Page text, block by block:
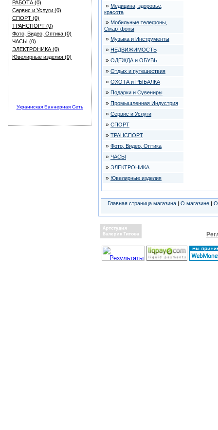
РАБОТА (0)
Сервис и Услуги (0)
СПОРТ (0)
ТРАНСПОРТ (0)
Фото, Видео, Оптика (0)
ЧАСЫ (0)
ЭЛЕКТРОНИКА (0)
Ювелирные изделия (0)
Украинская Баннерная Сеть
» Медицина, здоровье,
красота
» Мобильные телефоны,
Смартфоны
» Музыка и Инструменты
» НЕДВИЖИМОСТЬ
» ОДЕЖДА и ОБУВЬ
» Отдых и путешествия
» ОХОТА и РЫБАЛКА
» Подарки и Сувениры
» Промышленная Индустрия
» Сервис и Услуги
» СПОРТ
» ТРАНСПОРТ
» Фото, Видео, Оптика
» ЧАСЫ
» ЭЛЕКТРОНИКА
» Ювелирные изделия
Главная страница магазина | О магазине |